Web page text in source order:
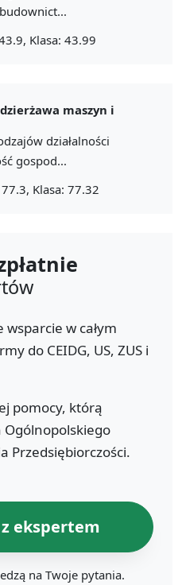
Klasa: 43.99
maszyn i
działalności
gospod...
Klasa: 77.32
w całym
do CEIDG, US, ZUS i
pomocy, którą
Przedsiębiorczości.
ekspertem
na Twoje pytania.